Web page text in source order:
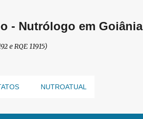
- Nutrólogo em Goiânia
e RQE 11915)
NUTROATUAL